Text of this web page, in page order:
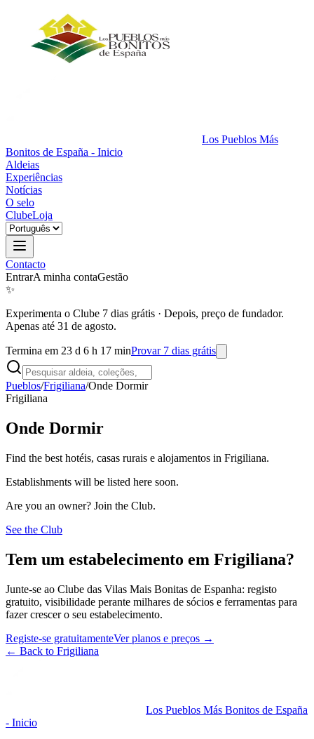
Los Pueblos Más
Bonitos de España - Inicio
Aldeias
Experiências
Notícias
O selo
ClubeLoja
Contacto
EntrarA minha contaGestão
✨
Experimenta o Clube 7 dias grátis · Depois, preço de fundador.
Apenas até 31 de agosto.
Termina em 23 d 6 h 17 minProvar 7 dias grátis
Pueblos/Frigiliana/Onde Dormir
Frigiliana
Onde Dormir
Find the best hotéis, casas rurais e alojamentos in Frigiliana.
Establishments will be listed here soon.
Are you an owner? Join the Club.
See the Club
Tem um estabelecimento em Frigiliana?
Junte-se ao Clube das Vilas Mais Bonitas de Espanha: registo
gratuito, visibilidade perante milhares de sócios e ferramentas para
fazer crescer o seu estabelecimento.
Registe-se gratuitamenteVer planos e preços →
← Back to Frigiliana
Los Pueblos Más Bonitos de España
- Inicio